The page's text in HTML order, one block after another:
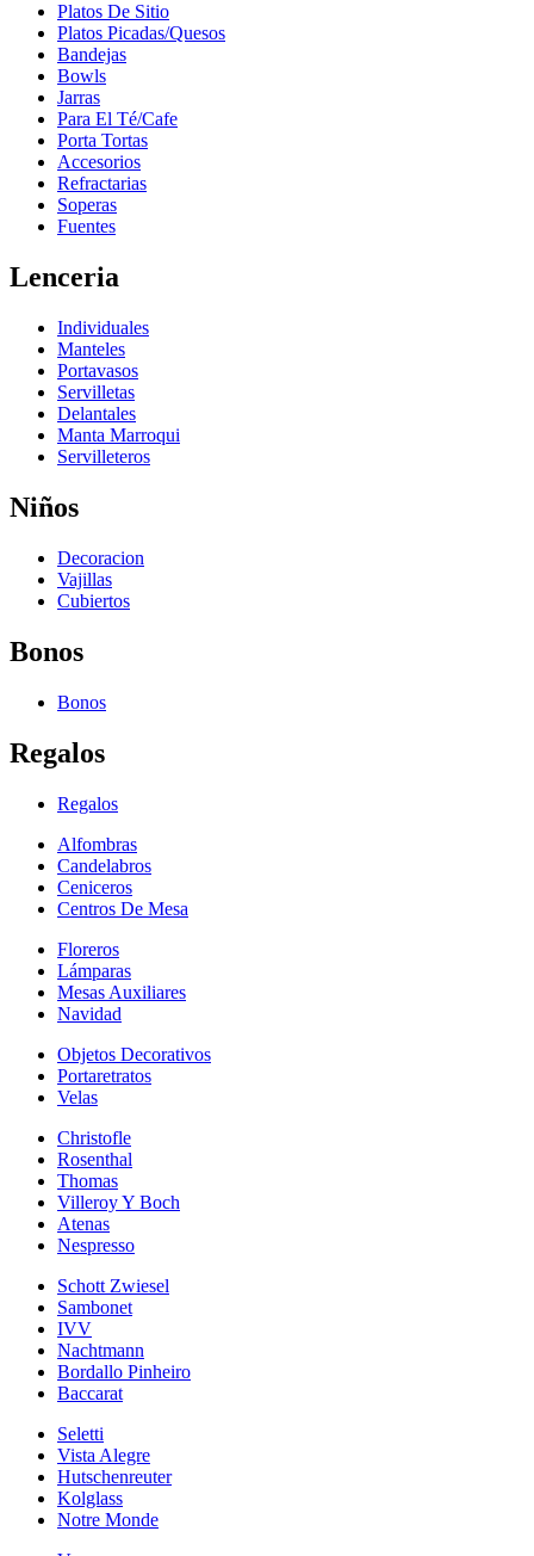
Platos De Sitio
Platos Picadas/Quesos
Bandejas
Bowls
Jarras
Para El Té/Cafe
Porta Tortas
Accesorios
Refractarias
Soperas
Fuentes
Lenceria
Individuales
Manteles
Portavasos
Servilletas
Delantales
Manta Marroqui
Servilleteros
Niños
Decoracion
Vajillas
Cubiertos
Bonos
Bonos
Regalos
Regalos
Alfombras
Candelabros
Ceniceros
Centros De Mesa
Floreros
Lámparas
Mesas Auxiliares
Navidad
Objetos Decorativos
Portaretratos
Velas
Christofle
Rosenthal
Thomas
Villeroy Y Boch
Atenas
Nespresso
Schott Zwiesel
Sambonet
IVV
Nachtmann
Bordallo Pinheiro
Baccarat
Seletti
Vista Alegre
Hutschenreuter
Kolglass
Notre Monde